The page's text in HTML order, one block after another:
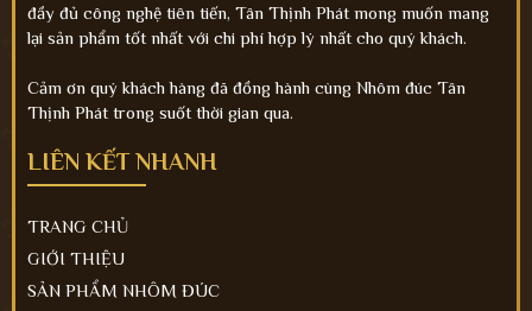
đầy đủ công nghệ tiên tiến, Tân Thịnh Phát mong muốn mang
lại sản phẩm tốt nhất với chi phí hợp lý nhất cho quý khách.
Cảm ơn quý khách hàng đã đồng hành cùng Nhôm đúc Tân
Thịnh Phát trong suốt thời gian qua.
LIÊN KẾT NHANH
TRANG CHỦ
GIỚI THIỆU
SẢN PHẨM NHÔM ĐÚC